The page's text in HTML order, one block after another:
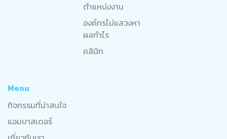
ตำแหน่งงาน
องค์กรไม่แสวงหา
ผลกำไร
คลินิก
Menu
กิจกรรมที่น่าสนใจ
แอมบาสเดอร์